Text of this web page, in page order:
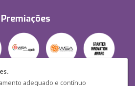
adequado e contínuo
Premiações